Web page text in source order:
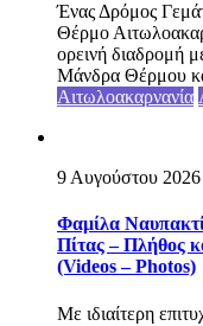
Ένας Δρόμος
Θέρμο
ορεινή διαδρομή
Μάνδρα Θέρμου
Αιτωλοακαρνανία
9 Αυγούστου 2026
Φαμίλα
Πίτας – Πλήθος
(Videos – Photos)
Με ιδιαίτερη